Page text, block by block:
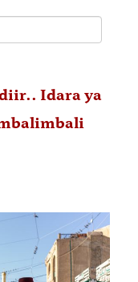
Idara ya